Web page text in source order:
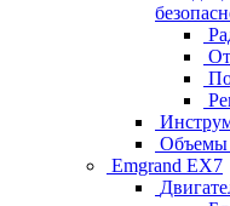
Объемы
Emgrand EX7